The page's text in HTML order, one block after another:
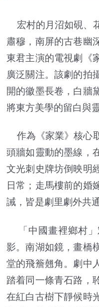
宏村的月沼如硯、
肅穆，南屏的古巷
東君主演的電視劇《
廣泛關注。該劇的
開的徽墨長卷，白牆
將東方美學的留白與
作為《家業》核心
頭牆如靈動的墨線，
文光刺史牌坊倒映明
日常；走馬樓前的婚
誡，皆是劇里劇外共
「中國畫裡鄉村」
影。南湖如鏡，畫橋
堂的飛簷翹角。劇中
踏着同一條青石路，
在紅白古樹下靜候時